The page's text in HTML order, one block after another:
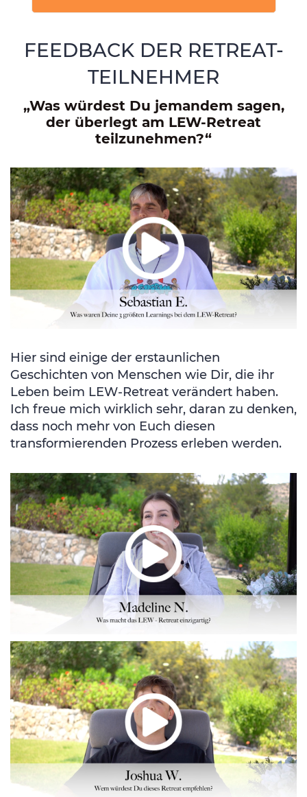
FEEDBACK DER RETREAT-
TEILNEHMER
„Was würdest Du jemandem sagen,
der überlegt am LEW-Retreat
teilzunehmen?“
Hier sind einige der erstaunlichen
Geschichten von Menschen wie Dir, die ihr
Leben beim LEW-Retreat verändert haben.
Ich freue mich wirklich sehr, daran zu denken,
dass noch mehr von Euch diesen
transformierenden Prozess erleben werden.